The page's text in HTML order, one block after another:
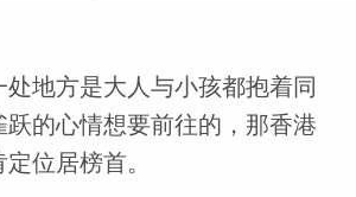
地方是大人与小孩都抱着同
的心情想要前往的，那香港
位居榜首。